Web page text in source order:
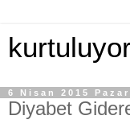
6 Nisan 2015
Diyabet